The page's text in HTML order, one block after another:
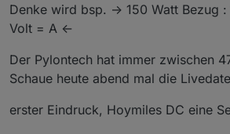
Für die Berechnung Bezug ->
Denke wird bsp. -> 150 Watt Bezug
Volt = A <-
Der Pylontech hat immer zwischen
Schaue heute abend mal die
erster Eindruck, Hoymiles DC eine